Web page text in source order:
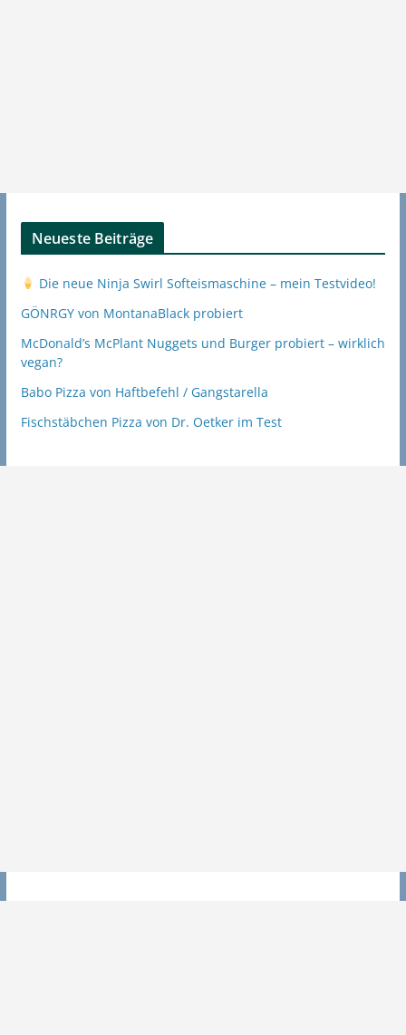
Neueste Beiträge
Die neue Ninja Swirl Softeismaschine – mein Testvideo!
GÖNRGY von MontanaBlack probiert
McDonald’s McPlant Nuggets und Burger probiert – wirklich
vegan?
Babo Pizza von Haftbefehl / Gangstarella
Fischstäbchen Pizza von Dr. Oetker im Test